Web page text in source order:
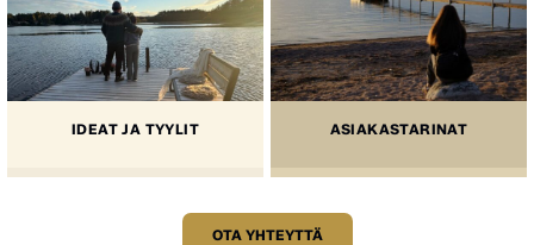
IDEAT JA TYYLIT ASIAKASTARINAT
OTA YHTEYTTÄ